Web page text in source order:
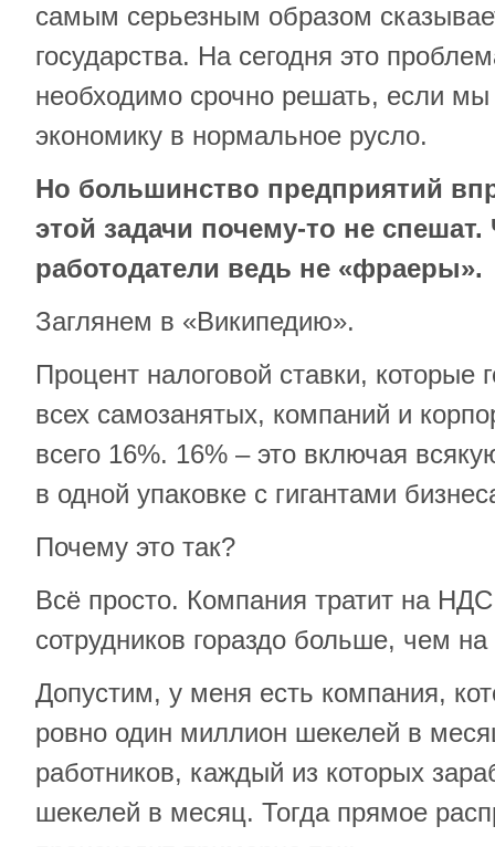
самым серьезным образом
государства. На сегодня это
необходимо срочно решать, если мы
экономику в нормальное русло.
Но большинство предприятий
этой задачи почему-то не спешат.
работодатели ведь не «фраеры».
Заглянем в «Википедию».
Процент налоговой ставки, которые
всех самозанятых, компаний и
всего 16%. 16% – это включая
в одной упаковке с гигантами
Почему это так?
Всё просто. Компания тратит на
сотрудников гораздо больше, чем
Допустим, у меня есть компания,
ровно один миллион шекелей в
работников, каждый из которых
шекелей в месяц. Тогда прямое